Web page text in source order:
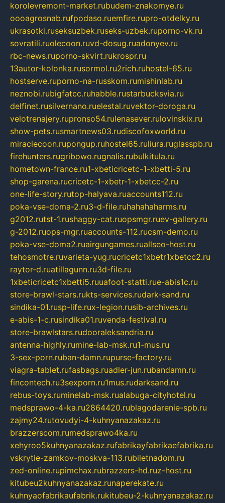
korolevremont-market.rubudem-znakomye.ru
oooagrosnab.rufpodaso.ruemfire.rupro-otdelky.ru
ukrasotki.ruseksuzbek.ruseks-uzbek.ruporno-vk.ru
sovratili.ruolecoon.ruvd-dosug.ruadonyev.ru
rbc-news.ruporno-skvirt.rukrospr.ru
13autor-kolonka.rusormol.ru2rich.ruhostel-65.ru
hostserve.ruporno-na-russkom.rumishinlab.ru
neznobi.rubigfatcc.ruhabble.rustarbucksvia.ru
delfinet.rusilvernano.ruelestal.ruvektor-doroga.ru
velotrenajery.rupronso54.rulenasever.rulovinskix.ru
show-pets.rusmartnews03.rudiscofoxworld.ru
miraclecoon.rupongup.ruhostel65.ruliura.ruglasspb.ru
firehunters.rugribowo.rugnalis.rubulkitula.ru
hometown-france.ru1-xbeticricetc-1-xbetti-5.ru
shop-garena.rucricetc-1-xbetr-1-xbetcc-2.ru
one-life-story.rutop-halyava.ruaccounts112.ru
poka-vse-doma-2.ru3-d-file.ruhahahaharms.ru
g2012.rutst-1.rushaggy-cat.ruopsmgr.ruev-gallery.ru
g-2012.ruops-mgr.ruaccounts-112.rucsm-demo.ru
poka-vse-doma2.ruairgungames.ruallseo-host.ru
tehosmotre.ruvarieta-yug.rucricetc1xbetr1xbetcc2.ru
raytor-d.ruatillagunn.ru3d-file.ru
1xbeticricetc1xbetti5.ruuafoot-statti.rue-abis1c.ru
store-brawl-stars.rukts-services.rudark-sand.ru
sindika-01.rusp-life.rux-legion.rusib-archives.ru
e-abis-1-c.rusindika01.ruvenda-festival.ru
store-brawlstars.rudooraleksandria.ru
antenna-highly.rumine-lab-msk.ru1-mus.ru
3-sex-porn.ruban-damn.rupurse-factory.ru
viagra-tablet.rufasbags.ruadler-jun.rubandamn.ru
fincontech.ru3sexporn.ru1mus.rudarksand.ru
rebus-toys.ruminelab-msk.rualabuga-cityhotel.ru
medsprawo-4-ka.ru2864420.rublagodarenie-spb.ru
zajmy24.rutovudyi-4-kuhnyanazakaz.ru
brazzerscom.rumedsprawo4ka.ru
xehyroo5kuhnyanazakaz.rufabrikayfabrikaefabrika.ru
vskrytie-zamkov-moskva-113.rubiletnadom.ru
zed-online.rupimchax.rubrazzers-hd.ruz-host.ru
kitubeu2kuhnyanazakaz.runaperekate.ru
kuhnyaofabrikaufabrik.rukitubeu-2-kuhnyanazakaz.ru